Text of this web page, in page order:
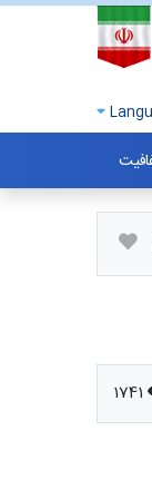
1741